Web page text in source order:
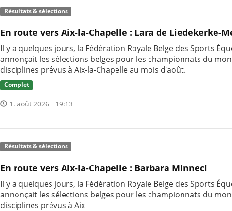
Résultats & sélections
En route vers Aix-la-Chapelle : Lara de Liedekerke-
Il y a quelques jours, la Fédération Royale Belge des Sports
annonçait les sélections belges pour les championnats du
disciplines prévus à Aix-la-Chapelle au mois d’août.
Complet
1. août 2026 - 19:13
Résultats & sélections
En route vers Aix-la-Chapelle : Barbara Minneci
Il y a quelques jours, la Fédération Royale Belge des Sports
annonçait les sélections belges pour les championnats du
disciplines prévus à Aix